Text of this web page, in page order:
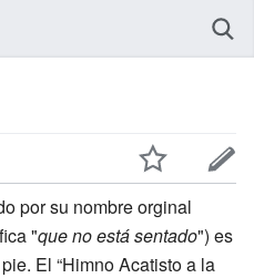
por su nombre orginal
"que no está sentado") es
El “Himno Acatisto a la